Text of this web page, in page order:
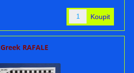
Greek RAFALE